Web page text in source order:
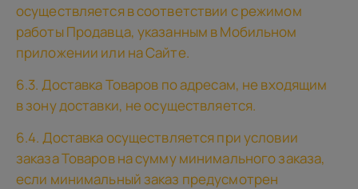
осуществляется в соответствии с режимом
работы Продавца, указанным в Мобильном
приложении или на Сайте.
6.3. Доставка Товаров по адресам, не входящим
в зону доставки, не осуществляется.
6.4. Доставка осуществляется при условии
заказа Товаров на сумму минимального заказа,
если минимальный заказ предусмотрен